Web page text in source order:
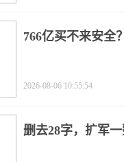
766亿买不来安全
2026-08-06 10:55:54
删去28字，扩军